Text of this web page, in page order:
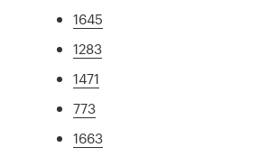
1645
1283
1471
773
1663